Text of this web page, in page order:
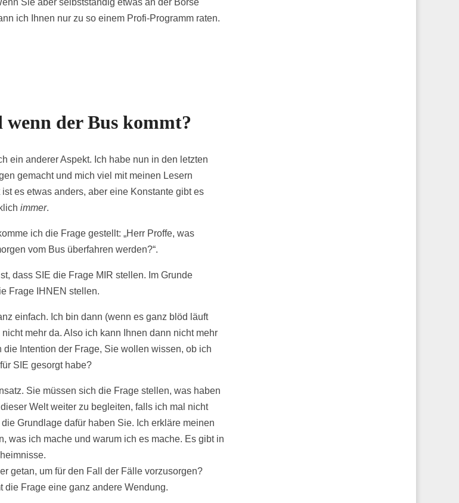
ich Ihnen nur zu so einem Profi-Programm raten.
wenn der Bus kommt?
ein anderer Aspekt. Ich habe nun in den letzten
gemacht und mich viel mit meinen Lesern
es etwas anders, aber eine Konstante gibt es
immer.
ich die Frage gestellt: „Herr Proffe, was
vom Bus überfahren werden?“.
dass SIE die Frage MIR stellen. Im Grunde
Frage IHNEN stellen.
einfach. Ich bin dann (wenn es ganz blöd läuft
mehr da. Also ich kann Ihnen dann nicht mehr
die Intention der Frage, Sie wollen wissen, ob ich
SIE gesorgt habe?
Sie müssen sich die Frage stellen, was haben
Welt weiter zu begleiten, falls ich mal nicht
Grundlage dafür haben Sie. Ich erkläre meinen
was ich mache und warum ich es mache. Es gibt in
getan, um für den Fall der Fälle vorzusorgen?
die Frage eine ganz andere Wendung.